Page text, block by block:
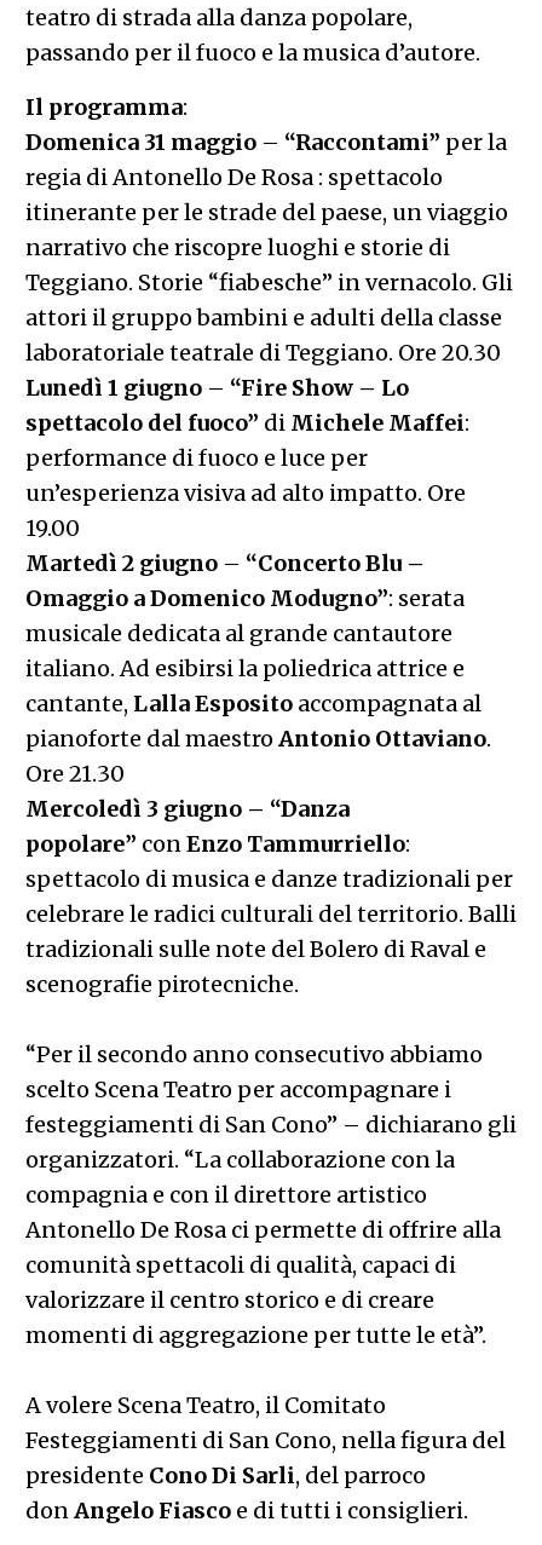
teatro di strada alla danza popolare,
passando per il fuoco e la musica d’autore.
Il programma:
Domenica 31 maggio– “Raccontami” per la
regia di Antonello De Rosa : spettacolo
itinerante per le strade del paese, un viaggio
narrativo che riscopre luoghi e storie di
Teggiano. Storie “fiabesche” in vernacolo. Gli
attori il gruppo bambini e adulti della classe
laboratoriale teatrale di Teggiano. Ore 20.30
Lunedì 1 giugno– “Fire Show – Lo
spettacolo del fuoco” di Michele Maffei:
performance di fuoco e luce per
un’esperienza visiva ad alto impatto. Ore
19.00
Martedì 2 giugno– “Concerto Blu –
Omaggio a Domenico Modugno”: serata
musicale dedicata al grande cantautore
italiano. Ad esibirsi la poliedrica attrice e
cantante, Lalla Espositoaccompagnata al
pianoforte dal maestro Antonio Ottaviano.
Ore 21.30
Mercoledì 3 giugno – “Danza
popolare” conEnzo Tammurriello:
spettacolo di musica e danze tradizionali per
celebrare le radici culturali del territorio. Balli
tradizionali sulle note del Bolero di Raval e
scenografie pirotecniche.
“Per il secondo anno consecutivo abbiamo
scelto Scena Teatro per accompagnare i
festeggiamenti di San Cono” – dichiarano gli
organizzatori. “La collaborazione con la
compagnia e con il direttore artistico
Antonello De Rosa ci permette di offrire alla
comunità spettacoli di qualità, capaci di
valorizzare il centro storico e di creare
momenti di aggregazione per tutte le età”.
A volere Scena Teatro, il Comitato
Festeggiamenti di San Cono, nella figura del
presidente Cono Di Sarli, del parroco
donAngelo Fiascoe di tutti i consiglieri.